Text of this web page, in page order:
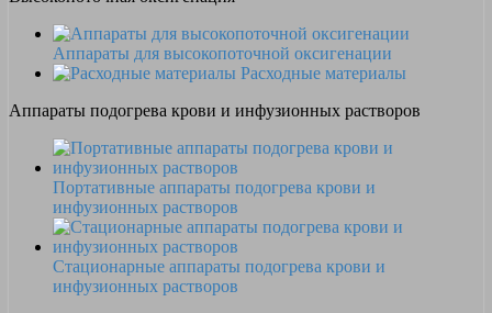
Аппараты для высокопоточной оксигенации
Расходные материалы
Аппараты подогрева крови и инфузионных растворов
Портативные аппараты подогрева крови и
инфузионных растворов
Стационарные аппараты подогрева крови и
инфузионных растворов